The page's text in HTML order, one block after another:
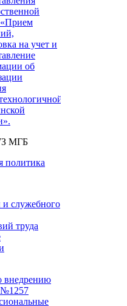
на учет и
об
МГБ
политика
и служебного
труда
внедрению
№1257